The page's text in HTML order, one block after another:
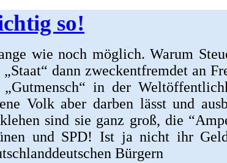
so!
wie noch möglich. Warum
„Staat“ dann zweckentfremdet an
in der
Volk aber darben lässt und
sind sie ganz groß, die
und SPD! Ist ja nicht ihr
Bürgern